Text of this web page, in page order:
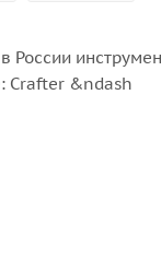
Crafter &ndash